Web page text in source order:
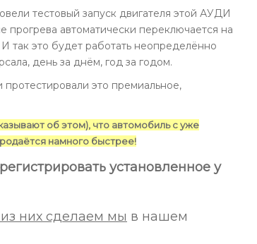
тестовый запуск двигателя этой АУДИ
прогрева автоматически переключается на
так это будет работать неопределённо
день за днём, год за годом.
протестировали это премиальное,
об этом), что автомобиль с уже
намного быстрее!
установленное у
них сделаем мы в нашем